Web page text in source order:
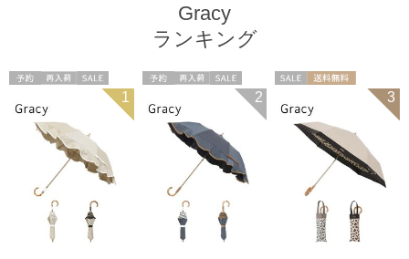
Gracy
ランキング
セール
送料無料
WOMEN
1
セール
送料無料
WOMEN
2
ギフト向け
3